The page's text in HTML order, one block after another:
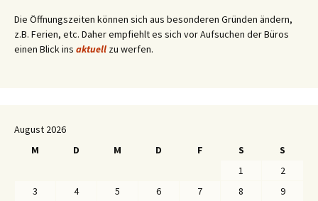
Die Öffnungszeiten können sich aus besonderen Gründen ändern,
z.B. Ferien, etc. Daher empfiehlt es sich vor Aufsuchen der Büros
einen Blick ins aktuell zu werfen.
August 2026
M
D M D F S
S
1
2
3
4 5 6 7 8
9